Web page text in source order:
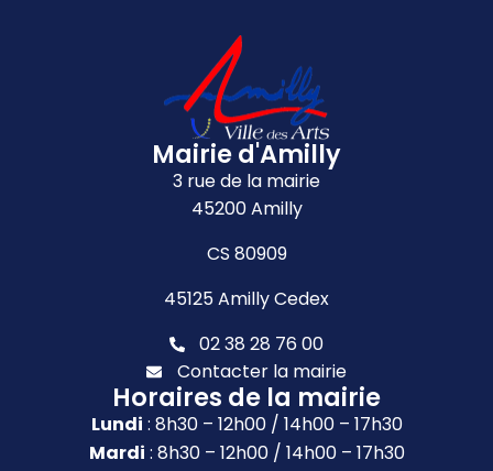
Mairie d'Amilly
3 rue de la mairie
45200 Amilly
CS 80909
45125 Amilly Cedex
02 38 28 76 00
Contacter la mairie
Horaires de la mairie
Lundi : 8h30 – 12h00 / 14h00 – 17h30
Mardi : 8h30 – 12h00 / 14h00 – 17h30